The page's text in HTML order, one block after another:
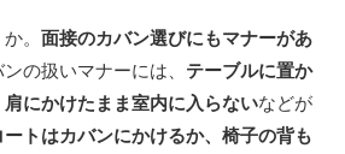
。 面接のカバン選びにもマナーがあ
の扱いマナーには、 テーブルに置か
にかけたまま室内に入らないなどが
ートはカバンにかけるか、椅子の背も